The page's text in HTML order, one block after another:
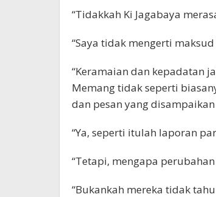
“Tidakkah Ki Jagabaya
“Saya tidak mengerti maksud
“Keramaian dan kepadatan
Memang tidak seperti
dan pesan yang
“Ya, seperti itulah laporan
“Tetapi, mengapa
“Bukankah mereka tidak